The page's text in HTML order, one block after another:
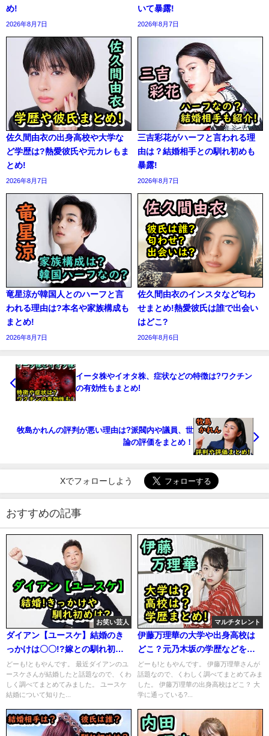
め!
2026年8月7日
いて暴露!
2026年8月7日
佐久間由衣の出身高校や大学な
ど学歴は?熱愛彼氏や元カレもま
とめ!
2026年8月7日
三吉彩花がハーフと言われる理
由は？結婚相手との馴れ初めも
暴露!
2026年8月7日
竜星涼が韓国人とのハーフと言
われる理由は?本名や家族構成も
まとめ!
2026年8月7日
佐久間由衣のインスタなど匂わ
せまとめ!熱愛彼氏は誰で出会い
はどこ?
2026年8月6日
イータ株やイオタ株、症状などの特徴は?ワクチン
の有効性もまとめ!
牧島かれんの評判が悪い理由は?派閥内や議員、世
論の評価をまとめ！
Xでフォローしよう
おすすめの記事
お笑い芸人
ダイアン【ユースケ】結婚のき
っかけは〇〇!?嫁との馴れ初め
も暴露!
どーも!ともやんです。 最近ダイアンのユ
ースケさんが結婚したと話題なので、くわ
しく調べてまとめてみました。 ユースケ
結婚について知りた...
マルチタレント
伊藤万理華の大学や出身高校は
どこ？元乃木坂の学歴などをま
とめ！
どーも!ともやんです。 伊藤万理華さんが
話題なので、くわしく調べてまとめてみま
した。 伊藤万理華の出身高校はどこ？ 大
学に通っている?...